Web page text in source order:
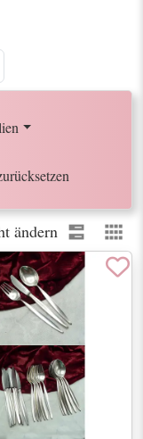
Seite
ändern